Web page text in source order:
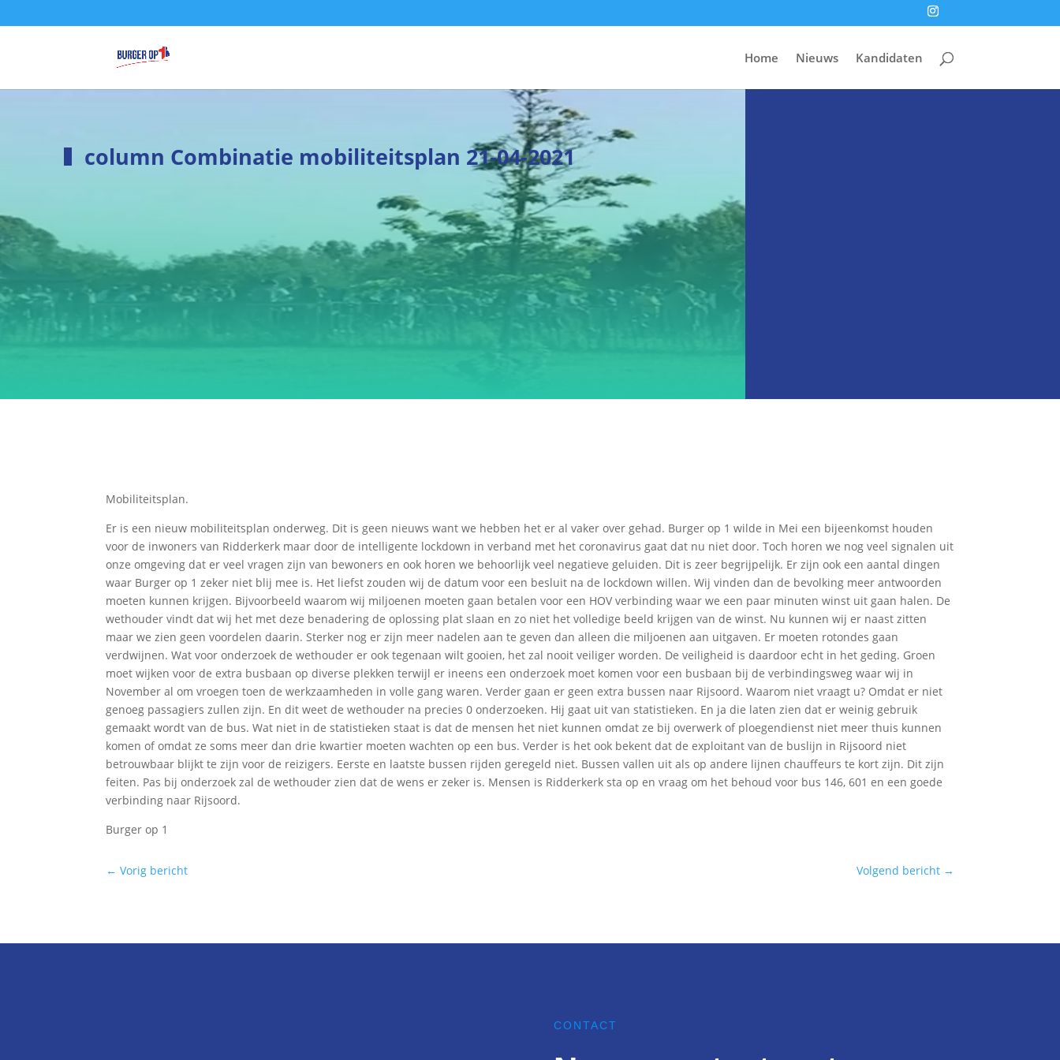
Home Nieuws Kandidaten
column Combinatie mobiliteitsplan 21-04-2021
Mobiliteitsplan.
Er is een nieuw mobiliteitsplan onderweg. Dit is geen nieuws want we hebben het er al vaker over gehad. Burger op 1 wilde in Mei een bijeenkomst houden
voor de inwoners van Ridderkerk maar door de intelligente lockdown in verband met het coronavirus gaat dat nu niet door. Toch horen we nog veel signalen uit
onze omgeving dat er veel vragen zijn van bewoners en ook horen we behoorlijk veel negatieve geluiden. Dit is zeer begrijpelijk. Er zijn ook een aantal dingen
waar Burger op 1 zeker niet blij mee is. Het liefst zouden wij de datum voor een besluit na de lockdown willen. Wij vinden dan de bevolking meer antwoorden
moeten kunnen krijgen. Bijvoorbeeld waarom wij miljoenen moeten gaan betalen voor een HOV verbinding waar we een paar minuten winst uit gaan halen. De
wethouder vindt dat wij het met deze benadering de oplossing plat slaan en zo niet het volledige beeld krijgen van de winst. Nu kunnen wij er naast zitten
maar we zien geen voordelen daarin. Sterker nog er zijn meer nadelen aan te geven dan alleen die miljoenen aan uitgaven. Er moeten rotondes gaan
verdwijnen. Wat voor onderzoek de wethouder er ook tegenaan wilt gooien, het zal nooit veiliger worden. De veiligheid is daardoor echt in het geding. Groen
moet wijken voor de extra busbaan op diverse plekken terwijl er ineens een onderzoek moet komen voor een busbaan bij de verbindingsweg waar wij in
November al om vroegen toen de werkzaamheden in volle gang waren. Verder gaan er geen extra bussen naar Rijsoord. Waarom niet vraagt u? Omdat er niet
genoeg passagiers zullen zijn. En dit weet de wethouder na precies 0 onderzoeken. Hij gaat uit van statistieken. En ja die laten zien dat er weinig gebruik
gemaakt wordt van de bus. Wat niet in de statistieken staat is dat de mensen het niet kunnen omdat ze bij overwerk of ploegendienst niet meer thuis kunnen
komen of omdat ze soms meer dan drie kwartier moeten wachten op een bus. Verder is het ook bekent dat de exploitant van de buslijn in Rijsoord niet
betrouwbaar blijkt te zijn voor de reizigers. Eerste en laatste bussen rijden geregeld niet. Bussen vallen uit als op andere lijnen chauffeurs te kort zijn. Dit zijn
feiten. Pas bij onderzoek zal de wethouder zien dat de wens er zeker is. Mensen is Ridderkerk sta op en vraag om het behoud voor bus 146, 601 en een goede
verbinding naar Rijsoord.
Burger op 1
←Vorig bericht Volgend bericht→
CONTACT